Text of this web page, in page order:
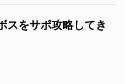
スをサポ攻略してき